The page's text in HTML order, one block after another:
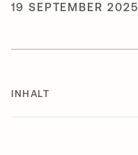
19 SEPTEMBER 2025
INHALT